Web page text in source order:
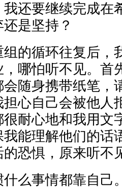
还要继续完成在
是坚持？
组的循环往复后
哪怕听不见。首
随身携带纸笔，
心自己会被他人
耐心地和我用文
能理解他们的话
恐惧，原来听不
么事情都靠自己